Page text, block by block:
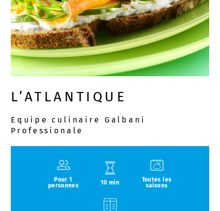
L’ATLANTIQUE
Equipe culinaire Galbani
Professionale
Pour 1
personnes
10 min
Toutes les
saisons